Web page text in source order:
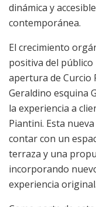
dinámica y
contemporánea.
El crecimiento
positiva del
apertura de Curcio
Geraldino esquina
la experiencia a
Piantini. Esta
contar con un
terraza y una
incorporando
experiencia original.